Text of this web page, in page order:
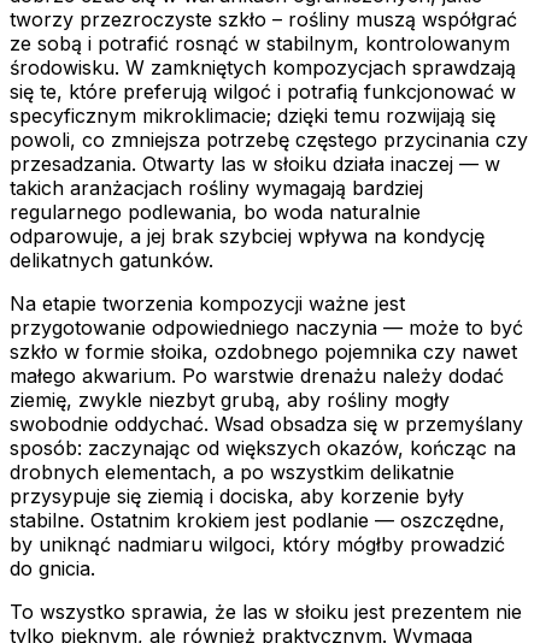
tworzy przezroczyste szkło – rośliny muszą współgrać
ze sobą i potrafić rosnąć w stabilnym, kontrolowanym
środowisku. W zamkniętych kompozycjach sprawdzają
się te, które preferują wilgoć i potrafią funkcjonować w
specyficznym mikroklimacie; dzięki temu rozwijają się
powoli, co zmniejsza potrzebę częstego przycinania czy
przesadzania. Otwarty las w słoiku działa inaczej — w
takich aranżacjach rośliny wymagają bardziej
regularnego podlewania, bo woda naturalnie
odparowuje, a jej brak szybciej wpływa na kondycję
delikatnych gatunków.
Na etapie tworzenia kompozycji ważne jest
przygotowanie odpowiedniego naczynia — może to być
szkło w formie słoika, ozdobnego pojemnika czy nawet
małego akwarium. Po warstwie drenażu należy dodać
ziemię, zwykle niezbyt grubą, aby rośliny mogły
swobodnie oddychać. Wsad obsadza się w przemyślany
sposób: zaczynając od większych okazów, kończąc na
drobnych elementach, a po wszystkim delikatnie
przysypuje się ziemią i dociska, aby korzenie były
stabilne. Ostatnim krokiem jest podlanie — oszczędne,
by uniknąć nadmiaru wilgoci, który mógłby prowadzić
do gnicia.
To wszystko sprawia, że las w słoiku jest prezentem nie
tylko pięknym, ale również praktycznym. Wymaga